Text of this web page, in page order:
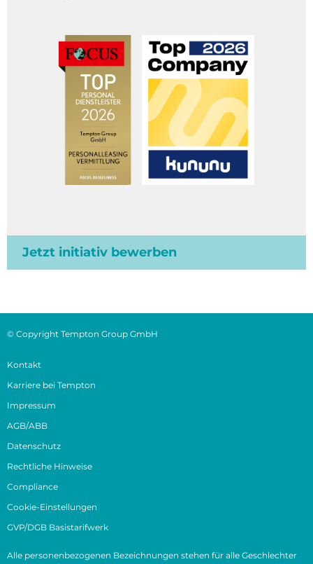
Jetzt initiativ bewerben
© Copyright Tempton Group GmbH
Kontakt
Karriere bei Tempton
Impressum
AGB/ABB
Datenschutz
Rechtliche Hinweise
Compliance
Cookie-Einstellungen
GVP/DGB Basistarifwerk
Alle personenbezogenen Bezeichnungen stehen für alle Geschlechter